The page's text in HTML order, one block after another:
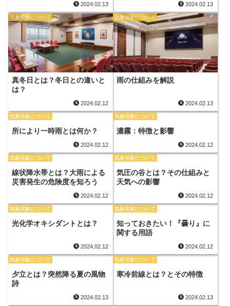
2024.02.13 2024.02.13
気象現象について
真冬日とは？冬日との違いと
は？
2024.02.12
気象現象について
雨の仕組みを解説
2024.02.13
気象現象について
所により一時雨とは何か？
2024.02.12
気象現象について
濃霧：特徴と影響
2024.02.12
気象現象について
線状降水帯とは？大雨による
災害発生の危険度を知ろう
2024.02.12
気象現象について
気圧の谷とは？その仕組みと
天気への影響
2024.02.12
気象現象について
光化学オキシダントとは？
2024.02.12
気象現象について
知っておきたい！『曇り』に
関する用語
2024.02.12
気象現象について
夕立とは？突然降る夏の風物
詩
2024.02.13
気象現象について
寒冷前線とは？とその特徴
2024.02.13